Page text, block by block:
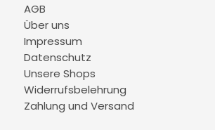
AGB
Über uns
Impressum
Datenschutz
Unsere Shops
Widerrufsbelehrung
Zahlung und Versand